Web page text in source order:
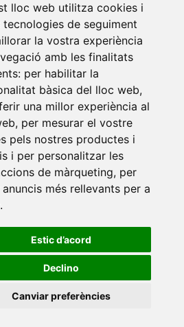
lloc web utilitza cookies i
tecnologies de seguiment
la vostra experiència
amb les finalitats
per habilitar la
bàsica del lloc web,
una millor experiència al
, per mesurar el vostre
pels nostres productes i
i per personalitzar les
de màrqueting, per
més rellevants per a
.
Estic d’acord
Declino
Canviar preferències
CEU•Universitat d'Alacant
•Universitat Autònoma de
de Barcelona• Universitat
•Universitat de Girona
Illes Balears•Universitat
•Universitat Jaume I
•Universitat Miguel Hernández
de Catalunya•Universitat
Politècnica de València•
•Universitat Ramon Llull
•Universitat de Sàsser•
•Universitat de Vic -
Central de Catalunya